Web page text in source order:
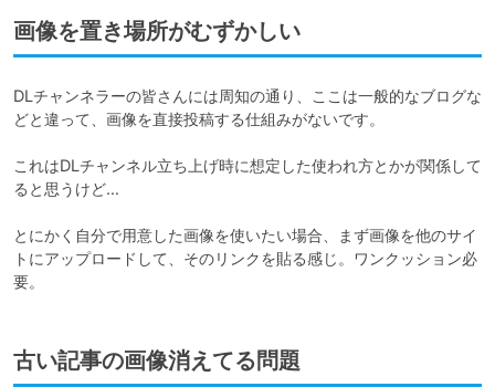
画像を置き場所がむずかしい
DLチャンネラーの皆さんには周知の通り、ここは一般的なブログな
どと違って、画像を直接投稿する仕組みがないです。
これはDLチャンネル立ち上げ時に想定した使われ方とかが関係して
ると思うけど…
とにかく自分で用意した画像を使いたい場合、まず画像を他のサイ
トにアップロードして、そのリンクを貼る感じ。ワンクッション必
要。
古い記事の画像消えてる問題